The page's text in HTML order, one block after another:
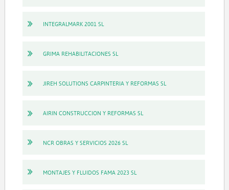
INTEGRALMARK 2001 SL
GRIMA REHABILITACIONES SL
JIREH SOLUTIONS CARPINTERIA Y REFORMAS SL
AIRIN CONSTRUCCION Y REFORMAS SL
NCR OBRAS Y SERVICIOS 2026 SL
MONTAJES Y FLUIDOS FAMA 2023 SL